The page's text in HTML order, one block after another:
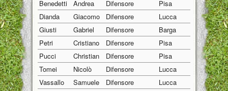
Benedetti
Andrea Difensore Pisa
15/05/2001
Dianda
Giacomo Difensore Lucca
07/11/2001
Giusti
Gabriel Difensore Barga
18/07/2001
Petri
Cristiano Difensore Pisa
08/05/2001
Pucci
Christian Difensore Pisa
21/04/2001
Tomei
Nicolò Difensore Lucca
17/01/2001
Vassallo
Samuele Difensore Lucca
06/02/2001